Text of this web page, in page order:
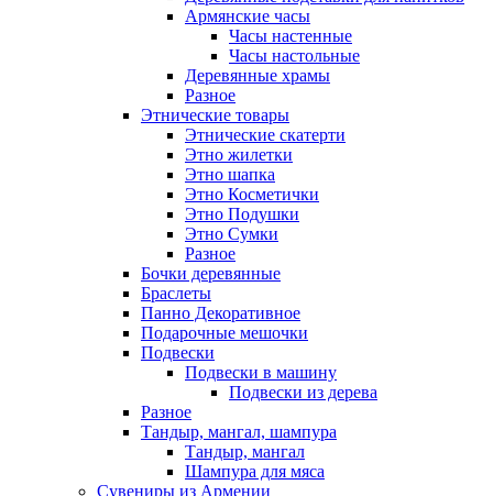
Армянские часы
Часы настенные
Часы настольные
Деревянные храмы
Разное
Этнические товары
Этнические скатерти
Этно жилетки
Этно шапка
Этно Косметички
Этно Подушки
Этно Сумки
Разное
Бочки деревянные
Браслеты
Панно Декоративное
Подарочные мешочки
Подвески
Подвески в машину
Подвески из дерева
Разное
Тандыр, мангал, шампура
Тандыр, мангал
Шампура для мяса
Сувениры из Армении